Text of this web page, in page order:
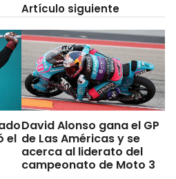
el
Artículo siguiente
David Alonso gana el GP
de Las Américas y se
acerca al liderato del
campeonato de Moto 3